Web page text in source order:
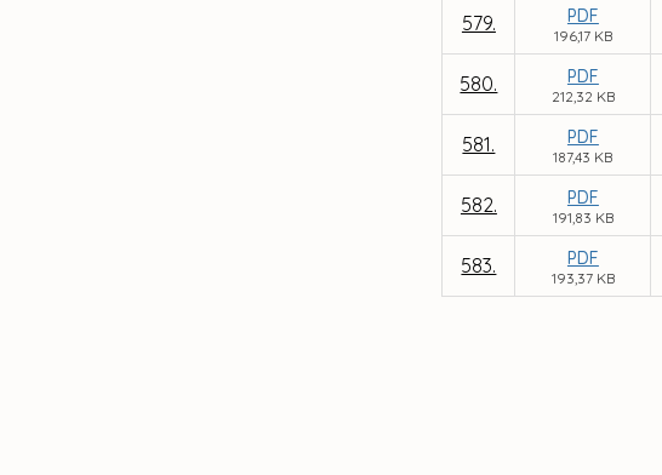
579. PDF
196,17 KB
580. PDF
212,32 KB
581. PDF
187,43 KB
582. PDF
191,83 KB
583. PDF
193,37 KB